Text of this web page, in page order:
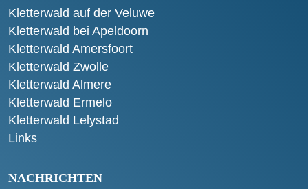
Kletterwald auf der Veluwe
Kletterwald bei Apeldoorn
Kletterwald Amersfoort
Kletterwald Zwolle
Kletterwald Almere
Kletterwald Ermelo
Kletterwald Lelystad
Links
NACHRICHTEN